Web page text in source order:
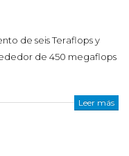
de seis Teraflops y
de 450 megaflops
Leer más